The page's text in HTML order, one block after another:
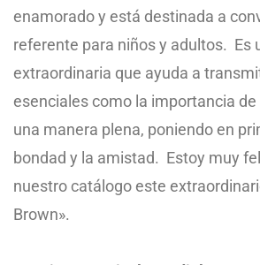
enamorado y está destinada a
referente para niños y adultos. Es
extraordinaria que ayuda a
esenciales como la importancia de
una manera plena, poniendo en
bondad y la amistad. Estoy muy
nuestro catálogo este
Brown».